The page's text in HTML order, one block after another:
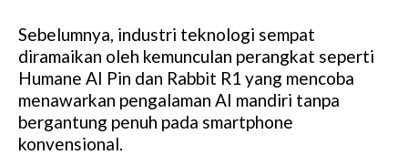
Sebelumnya, industri teknologi sempat
diramaikan oleh kemunculan perangkat seperti
Humane AI Pin dan Rabbit R1 yang mencoba
menawarkan pengalaman AI mandiri tanpa
bergantung penuh pada smartphone
konvensional.